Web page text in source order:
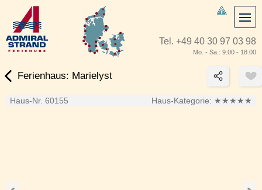
Tel. +49 40 30 97 03 98
Mo. - Sa.: 9.00 - 18.00
Ferienhaus: Marielyst
Haus-Nr. 60155 Haus-Kategorie: ★★★★★